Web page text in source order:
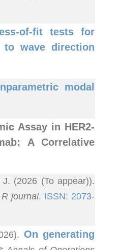
of-fit tests for
to wave direction
modal
Assay in HER2-
A Correlative
(2026 (To appear)).
journal. ISSN: 2073-
On generating